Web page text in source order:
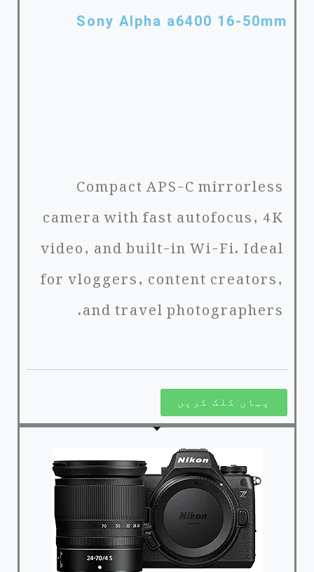
Sony Alpha a6400 16-50mm
Compact APS-C mirrorless
camera with fast autofocus, 4K
video, and built-in Wi-Fi. Ideal
for vloggers, content creators,
and travel photographers.
یہاں کلک کریں